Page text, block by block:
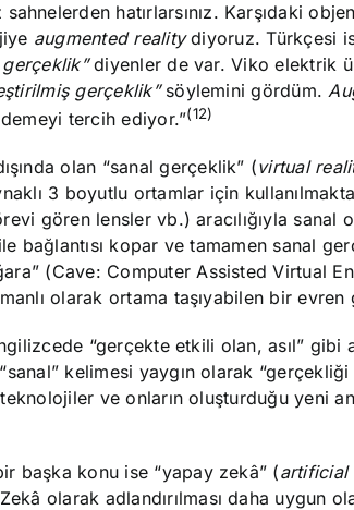
hatırlarsınız. Karşıdaki
augmented realitydiyoruz. Türkçesi
gerçeklik”diyenler de var. Viko elektrik
gerçeklik”söylemini gördüm.
tercih ediyor.”(12)
olan “sanal gerçeklik” (virtual
3 boyutlu ortamlar için
gören lensler vb.) aracılığıyla sanal
bağlantısı kopar ve tamamen sanal
(Cave: Computer Assisted Virtual
olarak ortama taşıyabilen bir
“gerçekte etkili olan, asıl” gibi
kelimesi yaygın olarak
ve onların oluşturduğu yeni
başka konu ise “yapay zekâ” (artificial
olarak adlandırılması daha uygun